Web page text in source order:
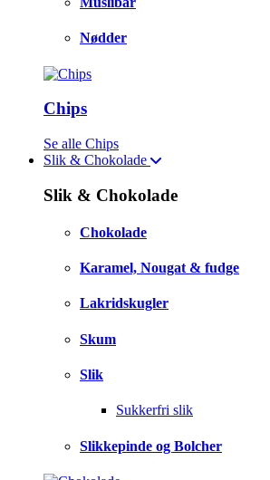
Nødder
Chips
Se alle Chips
Slik & Chokolade
Slik & Chokolade
Chokolade
Karamel, Nougat & fudge
Lakridskugler
Skum
Slik
Sukkerfri slik
Slikkepinde og Bolcher